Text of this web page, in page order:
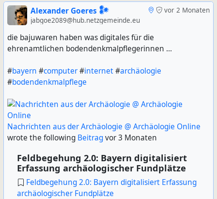
vor 2 Monaten
Alexander Goeres 𒀯
jabgoe2089@hub.netzgemeinde.eu
die bajuwaren haben was digitales für die
ehrenamtlichen bodendenkmalpflegerinnen ...
#bayern #computer#internet#archäologie
#bodendenkmalpflege
Nachrichten aus der Archäologie @ Archäologie Online
wrote the following Beitragvor 3 Monaten
Feldbegehung 2.0: Bayern digitalisiert
Erfassung archäologischer Fundplätze
Feldbegehung 2.0: Bayern digitalisiert Erfassung
archäologischer Fundplätze